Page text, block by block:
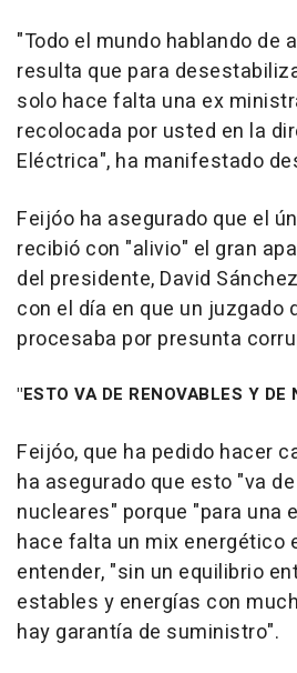
"Todo el mundo hablando de
resulta que para
solo hace falta una ex
recolocada por usted en la
Eléctrica", ha manifestado
Feijóo ha asegurado que el
recibió con "alivio" el gran
del presidente, David
con el día en que un juzgado
procesaba por presunta
"ESTO VA DE RENOVABLES Y DE
Feijóo, que ha pedido hacer
ha asegurado que esto "va
nucleares" porque "para una
hace falta un mix energético
entender, "sin un equilibrio
estables y energías con
hay garantía de suministro".